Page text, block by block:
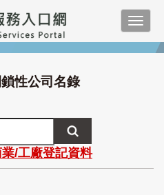
鎖性公司名錄
業/工廠登記資料